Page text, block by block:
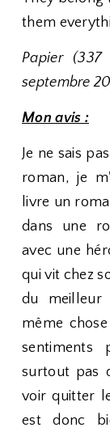
them
Papier
septembre
Mon avis :
Je ne sais
roman, je
livre un
dans une
avec une
qui vit chez
du meilleur
même
sentiments
surtout pas
voir quitter
est donc